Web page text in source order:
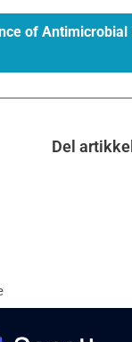
of Antimicrobial
Del